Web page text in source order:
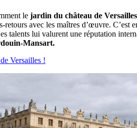
le jardin du château de
retours avec les maîtres d’œuvre. C’est
talents lui valurent une réputation
Mansart.
Versailles !